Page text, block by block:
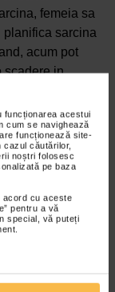
funcționarea acestui
cum se navighează
funcționează site-
cazul căutărilor,
noștri folosesc
pe baza
acord cu aceste
pentru a vă
special, vă puteți
femeia sa
planifica sarcina
acum pot
scadere in
resimt
Tot in
iar unele
sunt
pot considera
abstractie de
sangerarea
cand